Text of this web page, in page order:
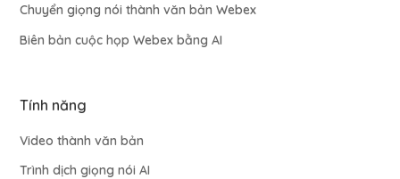
Chuyển giọng nói thành văn bản Webex
Biên bản cuộc họp Webex bằng AI
Tính năng
Video thành văn bản
Trình dịch giọng nói AI